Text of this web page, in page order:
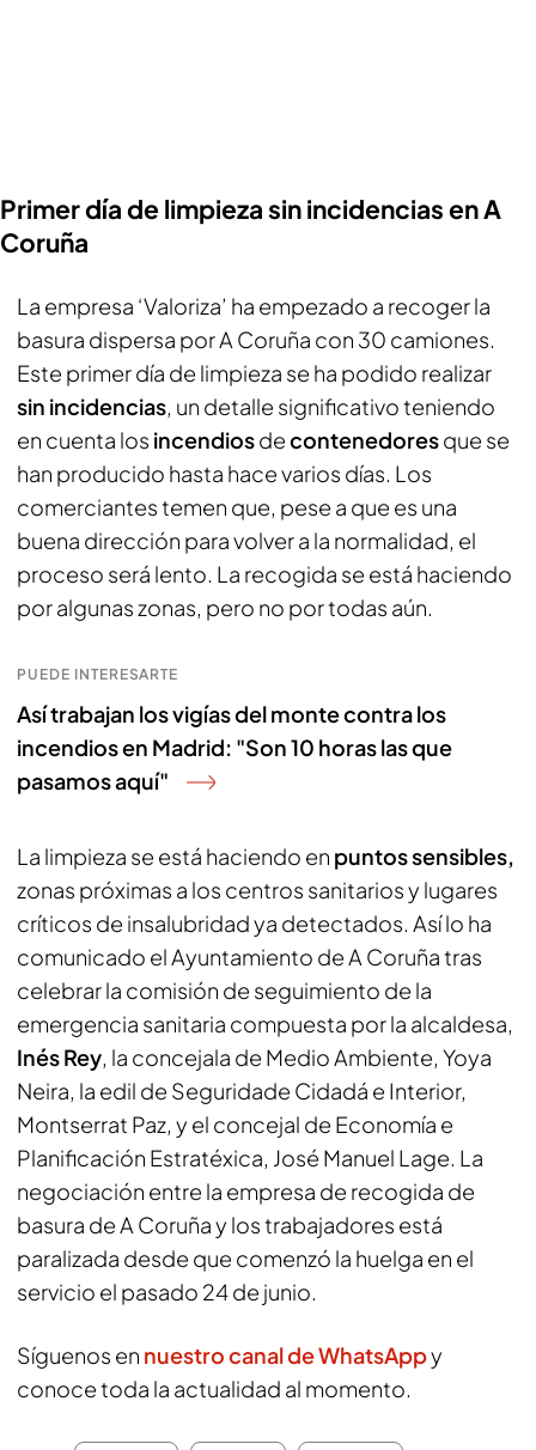
Primer día de limpieza sin incidencias en A
Coruña
La empresa ‘Valoriza’ ha empezado a recoger la
basura dispersa por A Coruña con 30 camiones.
Este primer día de limpieza se ha podido realizar
sin incidencias, un detalle significativo teniendo
en cuenta los incendiosdecontenedoresque se
han producido hasta hace varios días. Los
comerciantes temen que, pese a que es una
buena dirección para volver a la normalidad, el
proceso será lento. La recogida se está haciendo
por algunas zonas, pero no por todas aún.
PUEDE INTERESARTE
Así trabajan los vigías del monte contra los
incendios en Madrid: "Son 10 horas las que
pasamos aquí"
La limpieza se está haciendo en puntos sensibles,
zonas próximas a los centros sanitarios y lugares
críticos de insalubridad ya detectados. Así lo ha
comunicado el Ayuntamiento de A Coruña tras
celebrar la comisión de seguimiento de la
emergencia sanitaria compuesta por la alcaldesa,
Inés Rey, la concejala de Medio Ambiente, Yoya
Neira, la edil de Seguridade Cidadá e Interior,
Montserrat Paz, y el concejal de Economía e
Planificación Estratéxica, José Manuel Lage. La
negociación entre la empresa de recogida de
basura de A Coruña y los trabajadores está
paralizada desde que comenzó la huelga en el
servicio el pasado 24 de junio.
Síguenos en nuestro canal de WhatsAppy
conoce toda la actualidad al momento.